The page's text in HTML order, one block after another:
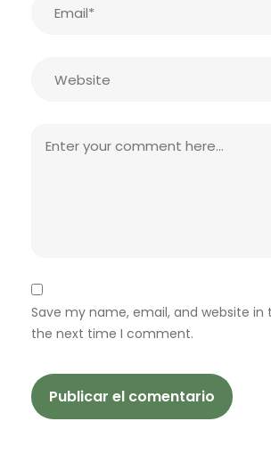
Save my name, email, and website in
the next time I comment.